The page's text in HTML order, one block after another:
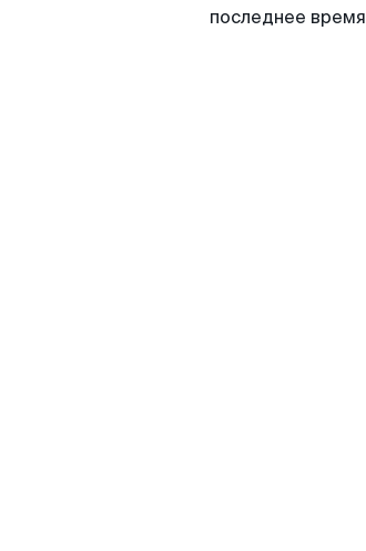
последнее время